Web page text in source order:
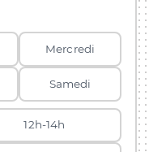
Mercredi
Samedi
12h-14h